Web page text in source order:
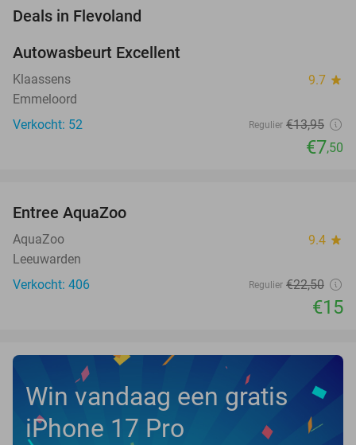
Deals in Flevoland
TODAY
Autowasbeurt Excellent
Klaassens 9.7 star
Emmeloord
Verkocht: 52
Regulier €13,95
€7,50
TODAY
Entree AquaZoo
AquaZoo 9.4 star
Leeuwarden
Verkocht: 406
Regulier €22,50
€15
Win vandaag een gratis
iPhone 17 Pro